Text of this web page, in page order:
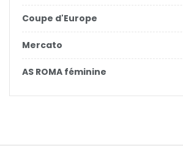
Coupe d'Europe
Mercato
AS ROMA féminine